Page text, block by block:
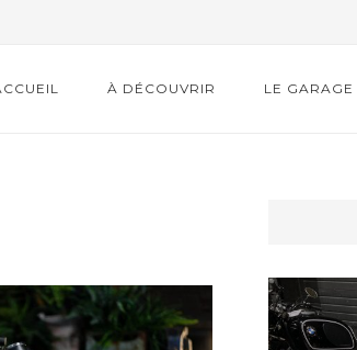
À DÉCOUVRIR LE GARAGE